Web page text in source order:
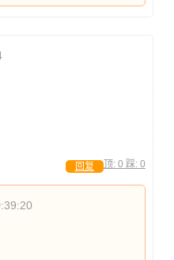
顶: 0 踩: 0
回复